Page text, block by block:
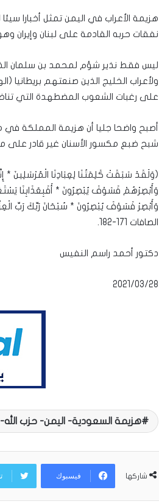
هزيمة الأعراب في اليمن تمثل أخبارا
نفقات حربه القادمة على لبنان وإيران
ليس فقط نذير شؤم لمحمد بن سلمان
ولأعراب الخليج الذين صنعتهم بريطانيا
على رغبات الشعوب المضطهدة التي
أصبح واضحا جليا أن هزيمة المملكة في
شبح ضبع مكسور الأسنان غير قادر على
(وَلَقَدْ سَبَقَتْ كَلِمَتُنَا لِعِبَادِنَا الْمُرْسَلِينَ
وَأَبْصِرْهُمْ فَسَوْفَ يُبْصِرُونَ * أَفَبِعَذَابِنَا
وَأَبْصِرْ فَسَوْفَ يُبْصِرُونَ * سُبْحَانَ رَبِّكَ رَبِّ
الصافات 171-182.
دكتور أحمد راسم النفيس
هزيمة السعودية- اليمن- حزب الله-
شاركها فيسبوك